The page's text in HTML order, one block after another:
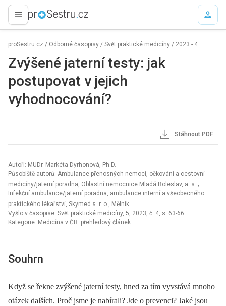
proLékaře.cz
proSestru.cz / Odborné časopisy / Svět praktické medicíny / 2023 - 4
Zvýšené jaterní testy: jak
postupovat v jejich
vyhodnocování?
Stáhnout PDF
Autoři: MUDr. Markéta Dyrhonová, Ph.D.
Působiště autorů: Ambulance přenosných nemocí, očkování a cestovní
medicíny/jaterní poradna, Oblastní nemocnice Mladá Boleslav, a. s. ;
Infekční ambulance/jaterní poradna, ambulance interní a všeobecného
praktického lékařství, Skymed s. r. o., Mělník
Vyšlo v časopise: Svět praktické medicíny, 5, 2023, č. 4, s. 63-66
Kategorie: Medicína v ČR: přehledový článek
Souhrn
Když se řekne zvýšené jaterní testy, hned za tím vyvstává mnoho
otázek dalších. Proč jsme je nabírali? Jde o prevenci? Jaké jsou